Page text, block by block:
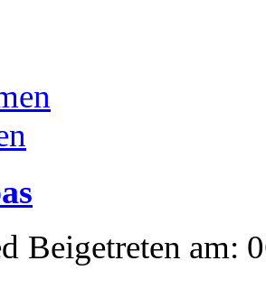
Beigetreten am: